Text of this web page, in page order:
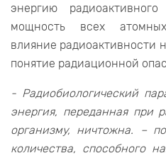
энергию
мощность всех
влияние радиоактивности
понятие радиационной
- Радиобиологический
энергия, переданная при
организму, ничтожна. –
количества, способного